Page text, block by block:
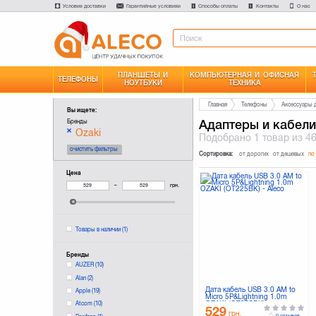
Условия доставки Гарантийные условияи Способы оплаты Контакты О нас
ТЕЛЕФОНЫ
ПЛАНШЕТЫ И
НОУТБУКИ
КОМПЬЮТЕРНАЯ И ОФИСНАЯ
ТЕХНИКА
Вы ищете:
Бренды
Ozaki
очистить фильтры
Цена
– грн.
Товары в наличии(1)
Бренды
AUZER(10)
Alan(2)
Apple(19)
Atcom(10)
Главная Телефоны Аксессуары
Адаптеры и
Подобрано 1 товар из
Сортировка: от дорогих от дешевых по
Дата кабель USB 3.0 AM to
Micro 5P&Lightning 1.0m
OZAKI (OT225BK)
529 грн.